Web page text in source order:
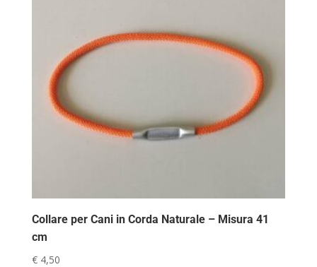
Collare per Cani in Corda Naturale – Misura 41
cm
€4,50